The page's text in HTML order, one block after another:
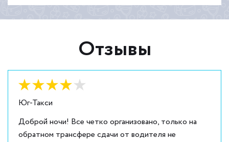
Отзывы
Юг-Такси
Оценка: 4
Доброй ночи! Все четко организовано, только на
обратном трансфере сдачи от водителя не